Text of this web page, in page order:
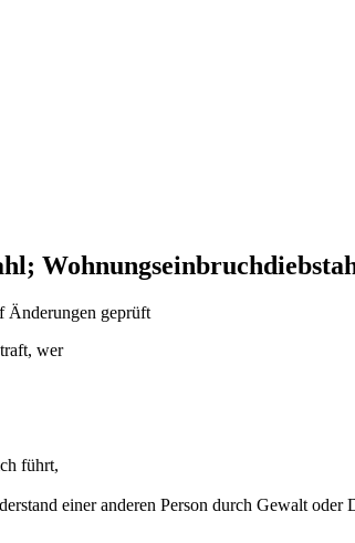
Änderungen geprüft
wer
führt,
einer anderen Person durch Gewalt